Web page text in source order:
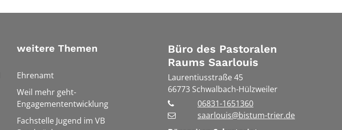
weitere Themen
Ehrenamt
Weil mehr geht-
Engagemententwicklung
Fachstelle Jugend im VB
Büro des Pastoralen
Raums Saarlouis
Laurentiusstraße 45
66773 Schwalbach-Hülzweiler
06831-1651360
saarlouis@bistum-trier.de